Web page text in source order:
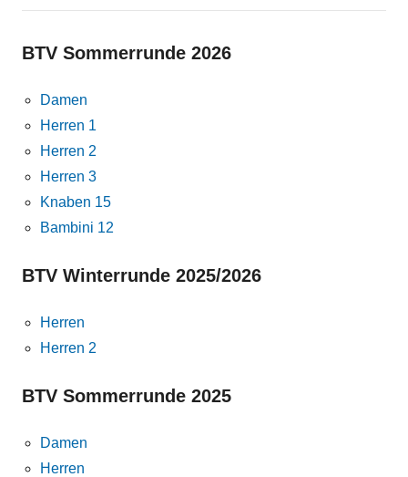
BTV Sommerrunde 2026
Damen
Herren 1
Herren 2
Herren 3
Knaben 15
Bambini 12
BTV Winterrunde 2025/2026
Herren
Herren 2
BTV Sommerrunde 2025
Damen
Herren